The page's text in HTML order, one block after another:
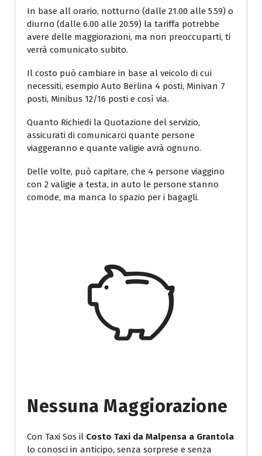
In base all orario, notturno (dalle 21.00 alle 5.59) o
diurno (dalle 6.00 alle 20.59) la tariffa potrebbe
avere delle maggiorazioni, ma non preoccuparti, ti
verrà comunicato subito.
Il costo può cambiare in base al veicolo di cui
necessiti, esempio Auto Berlina 4 posti, Minivan 7
posti, Minibus 12/16 posti e così via.
Quanto Richiedi la Quotazione del servizio,
assicurati di comunicarci quante persone
viaggeranno e quante valigie avrà ognuno.
Delle volte, può capitare, che 4 persone viaggino
con 2 valigie a testa, in auto le persone stanno
comode, ma manca lo spazio per i bagagli.
Nessuna Maggiorazione
Con Taxi Sos il Costo Taxi da Malpensa a Grantola
lo conosci in anticipo, senza sorprese e senza